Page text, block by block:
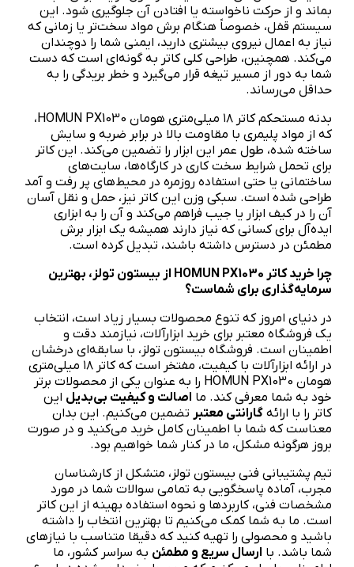
بماند و از حرکت ناخواسته یا افتادن آن جلوگیری شود. این
سیستم قفل، خصوصاً هنگام برش مواد سخت‌تر یا زمانی که
نیاز به اعمال نیروی بیشتری دارید، ایمنی شما را دوچندان
می‌کند. همچنین، طراحی کلی کاتر به گونه‌ای است که دست
شما به دور از مسیر تیغه قرار می‌گیرد و خطر بریدگی را به
حداقل می‌رساند.
بدنه مستحکم کاتر ۱۸ میلی‌متری هومان HOMUN PX1030،
که از مواد پلیمری با مقاومت بالا در برابر ضربه و سایش
ساخته شده، طول عمر این ابزار را تضمین می‌کند. این کاتر
برای تحمل شرایط سخت کاری در کارگاه‌ها، سایت‌های
ساختمانی یا حتی استفاده روزمره در محیط‌های پر رفت و آمد
طراحی شده است. سبکی وزن این کاتر نیز، حمل و نقل آسان
آن را در کیف ابزار یا جیب فراهم می‌کند و آن را به ابزاری
ایده‌آل برای کسانی که نیاز دارند همیشه یک ابزار برش
مطمئن در دسترس داشته باشند، تبدیل کرده است.
چرا خرید کاتر HOMUN PX1030 از بیستون تولز، بهترین
سرمایه‌گذاری برای شماست؟
در دنیای امروز که تنوع محصولات بسیار زیاد است، انتخاب
یک فروشگاه معتبر برای خرید ابزارآلات، نیازمند دقت و
اطمینان است. فروشگاه بیستون تولز، با سابقه‌ای درخشان
در ارائه ابزارآلات با کیفیت، مفتخر است که کاتر ۱۸ میلی‌متری
هومان HOMUN PX1030 را به عنوان یکی از محصولات برتر
خود به شما معرفی کند. ما اصالت و کیفیت بی‌بدیل این
کاتر را با ارائه گارانتی معتبر تضمین می‌کنیم. این بدان
معناست که شما با اطمینان کامل خرید می‌کنید و در صورت
بروز هرگونه مشکل، ما در کنار شما خواهیم بود.
تیم پشتیبانی فنی بیستون تولز، متشکل از کارشناسان
مجرب، آماده پاسخگویی به تمامی سوالات شما در مورد
مشخصات فنی، کاربردها و نحوه استفاده بهینه از این کاتر
است. ما به شما کمک می‌کنیم تا بهترین انتخاب را داشته
باشید و محصولی را تهیه کنید که دقیقا متناسب با نیازهای
شما باشد. با ارسال سریع و مطمئن به سراسر کشور، ما